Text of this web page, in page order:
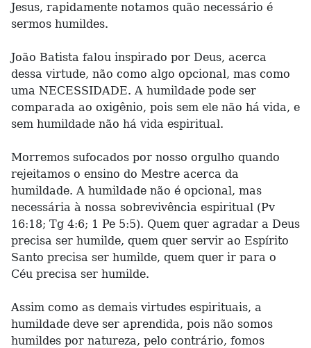
Jesus, rapidamente notamos quão necessário é
sermos humildes.
João Batista falou inspirado por Deus, acerca
dessa virtude, não como algo opcional, mas como
uma NECESSIDADE. A humildade pode ser
comparada ao oxigênio, pois sem ele não há vida, e
sem humildade não há vida espiritual.
Morremos sufocados por nosso orgulho quando
rejeitamos o ensino do Mestre acerca da
humildade. A humildade não é opcional, mas
necessária à nossa sobrevivência espiritual (Pv
16:18; Tg 4:6; 1 Pe 5:5). Quem quer agradar a Deus
precisa ser humilde, quem quer servir ao Espírito
Santo precisa ser humilde, quem quer ir para o
Céu precisa ser humilde.
Assim como as demais virtudes espirituais, a
humildade deve ser aprendida, pois não somos
humildes por natureza, pelo contrário, fomos